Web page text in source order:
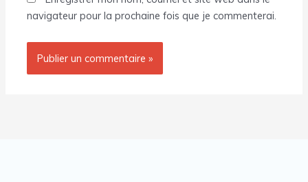
navigateur pour la prochaine fois que je commenterai.